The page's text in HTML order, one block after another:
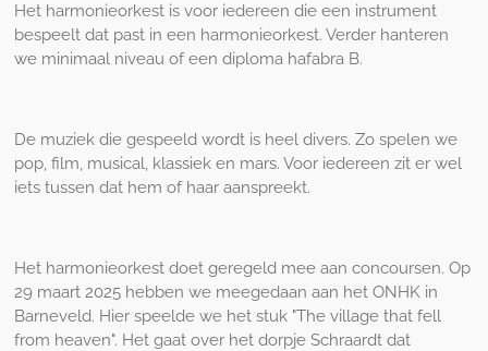
Het harmonieorkest is voor iedereen die een instrument
bespeelt dat past in een harmonieorkest. Verder hanteren
we minimaal niveau of een diploma hafabra B.
De muziek die gespeeld wordt is heel divers. Zo spelen we
pop, film, musical, klassiek en mars. Voor iedereen zit er wel
iets tussen dat hem of haar aanspreekt.
Het harmonieorkest doet geregeld mee aan concoursen. Op
29 maart 2025 hebben we meegedaan aan het ONHK in
Barneveld. Hier speelde we het stuk "The village that fell
from heaven". Het gaat over het dorpje Schraardt dat